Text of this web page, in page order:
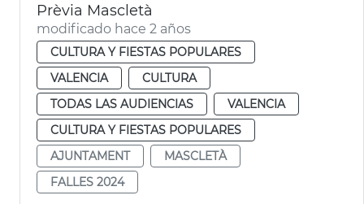
Prèvia Mascletà
modificado hace 2 años
CULTURA Y FIESTAS POPULARES
VALENCIA
CULTURA
TODAS LAS AUDIENCIAS
VALENCIA
CULTURA Y FIESTAS POPULARES
AJUNTAMENT
MASCLETÀ
FALLES 2024